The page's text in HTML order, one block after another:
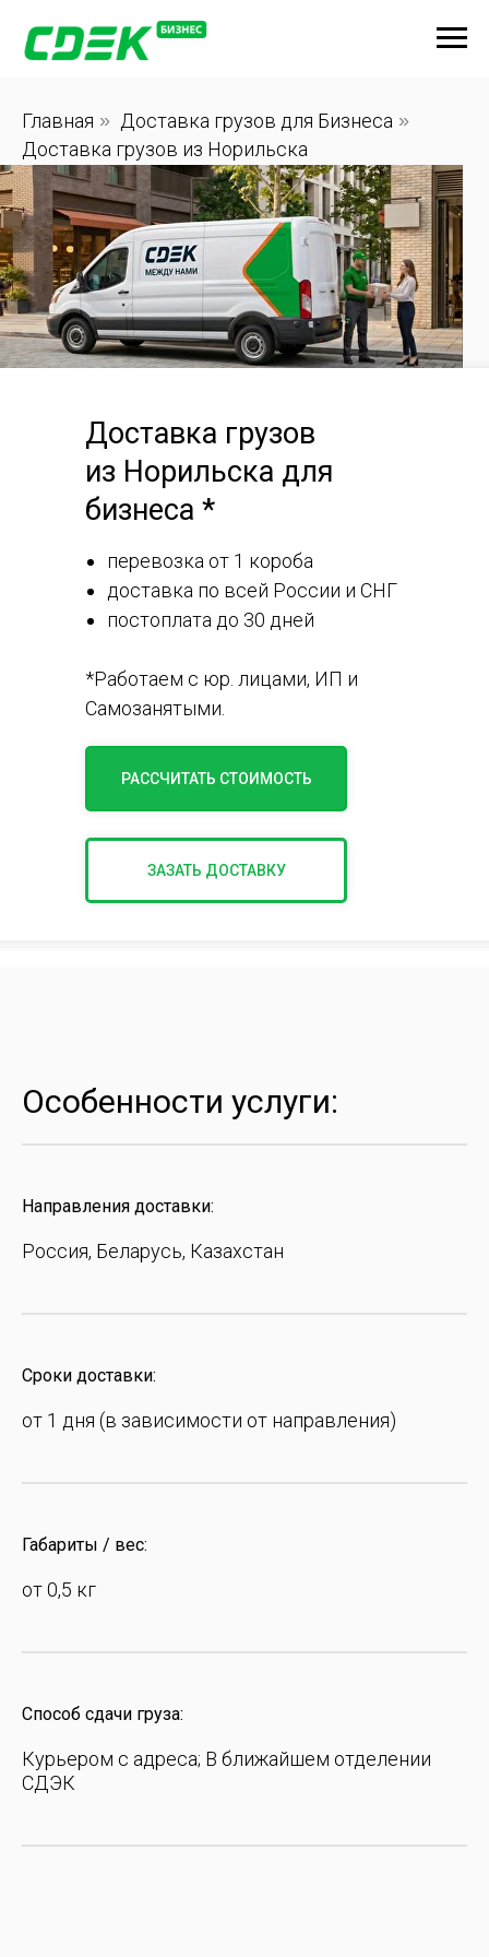
Главная » Доставка грузов для Бизнеса »
Доставка грузов из Норильска
РАССЧИТАТЬ СТОИМОСТЬ
Доставка грузов
из Норильска для
бизнеса *
ЗАЗАТЬ ДОСТАВКУ
перевозка от 1 короба
доставка по всей России и СНГ
постоплата до 30 дней
*Работаем с юр. лицами, ИП и
Самозанятыми.
Особенности услуги:
Направления доставки:
Россия, Беларусь, Казахстан
Сроки доставки:
от 1 дня (в зависимости от направления)
Габариты / вес:
от 0,5 кг
Способ сдачи груза:
Курьером с адреса; В ближайшем отделении
СДЭК